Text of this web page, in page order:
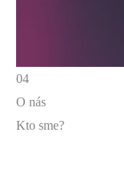
04
O nás
Kto sme?